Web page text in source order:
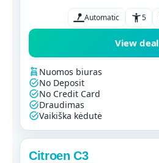
Automatic 5
View deal
Nuomos biuras
No Deposit
No Credit Card
Draudimas
Vaikiška kėdutė
Citroen C3